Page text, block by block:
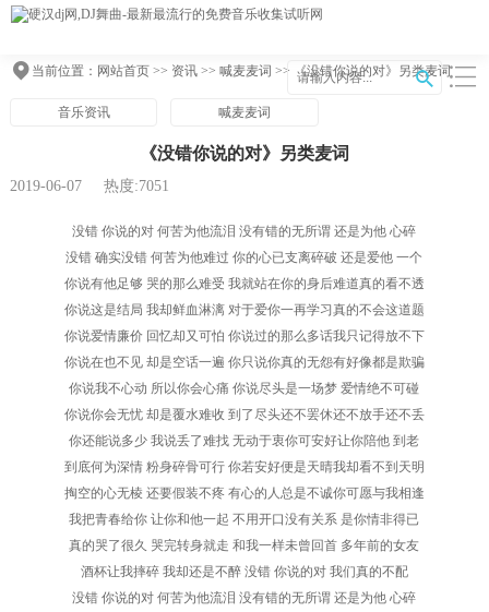
当前位置： 网站首页>> 资讯>> 喊麦麦词 >> 《没错你说的对》另类麦词
音乐资讯 喊麦麦词
《没错你说的对》另类麦词
2019-06-07 热度:7051
没错 你说的对 何苦为他流泪 没有错的无所谓 还是为他 心碎
没错 确实没错 何苦为他难过 你的心已支离碎破 还是爱他 一个
你说有他足够 哭的那么难受 我就站在你的身后难道真的看不透
你说这是结局 我却鲜血淋漓 对于爱你一再学习真的不会这道题
你说爱情廉价 回忆却又可怕 你说过的那么多话我只记得放不下
你说在也不见 却是空话一遍 你只说你真的无怨有好像都是欺骗
你说我不心动 所以你会心痛 你说尽头是一场梦 爱情绝不可碰
你说你会无忧 却是覆水难收 到了尽头还不罢休还不放手还不丢
你还能说多少 我说丢了难找 无动于衷你可安好让你陪他 到老
到底何为深情 粉身碎骨可行 你若安好便是天晴我却看不到天明
掏空的心无棱 还要假装不疼 有心的人总是不诚你可愿与我相逢
我把青春给你 让你和他一起 不用开口没有关系 是你情非得已
真的哭了很久 哭完转身就走 和我一样未曾回首 多年前的女友
酒杯让我摔碎 我却还是不醉 没错 你说的对 我们真的不配
没错 你说的对 何苦为他流泪 没有错的无所谓 还是为他 心碎